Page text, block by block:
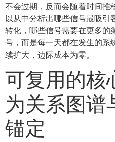
不会过期，反而会随着时间
以从中分析出哪些信号最吸引
转化，哪些信号需要在更多的
号，而是每一天都在发生的系
续扩大，边际成本为零。
可复用的核
为关系图谱
锚定